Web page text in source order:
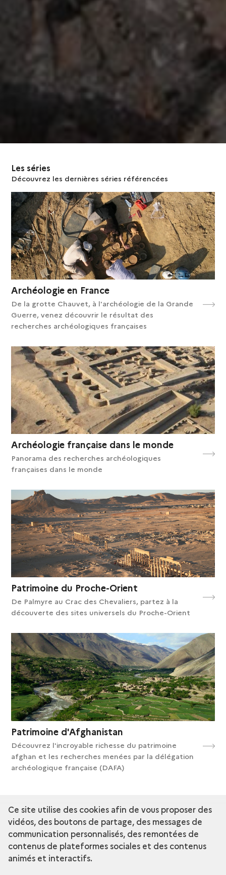
Les séries
Découvrez les dernières séries référencées
Archéologie en France
De la grotte Chauvet, à l'archéologie de la Grande
Guerre, venez découvrir le résultat des
recherches archéologiques françaises
Archéologie française dans le monde
Panorama des recherches archéologiques
françaises dans le monde
Patrimoine du Proche-Orient
De Palmyre au Crac des Chevaliers, partez à la
découverte des sites universels du Proche-Orient
Patrimoine d'Afghanistan
Découvrez l'incroyable richesse du patrimoine
afghan et les recherches menées par la délégation
archéologique française (DAFA)
Articles
VOIR TOUS LES ARTICLES
Ce site utilise des cookies afin de vous proposer des
vidéos, des boutons de partage, des messages de
communication personnalisés, des remontées de
contenus de plateformes sociales et des contenus
animés et interactifs.